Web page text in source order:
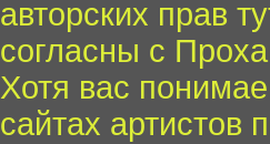
авторских прав
согласны с
Хотя вас
сайтах